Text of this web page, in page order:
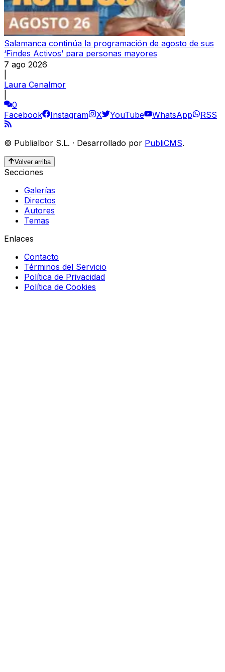
Salamanca continúa la programación de agosto de sus
‘Findes Activos’ para personas mayores
7 ago 2026
Laura Cenalmor
0
Facebook
Instagram X YouTube WhatsApp RSS
© Publialbor S.L. · Desarrollado por PubliCMS.
Volver arriba
Secciones
Galerías
Directos
Autores
Temas
Enlaces
Contacto
Términos del Servicio
Política de Privacidad
Política de Cookies